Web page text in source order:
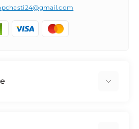
Урал / МТ Днепр / К-750
Иж Юпитер / Планета